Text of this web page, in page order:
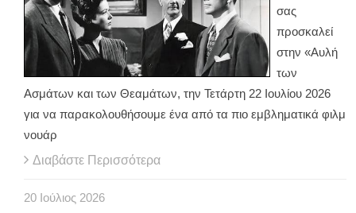
σας
προσκαλεί
στην «Αυλή
των
Ασμάτων και των Θεαμάτων, την Τετάρτη 22 Ιουλίου 2026
για να παρακολουθήσουμε ένα από τα πιο εμβληματικά φιλμ
νουάρ
Διαβάστε Περισσότερα
20 Ιούλιος 2026